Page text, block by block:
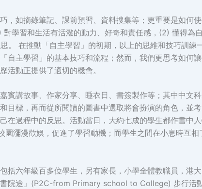
，如摘錄筆記、課前預習、資料搜集等；更重要是如何
學習和生活有活潑的動力、好奇和責任感，(2) 懂得為
在推動「自主學習」的初期，以上的思維和技巧訓練
主學習」的基本技巧和流程；然而，我們更思考如何
活動正提供了適切的機會。
講故事、作家分享、睡衣日、書簽製作等；其中中文
目標，再而從所閱讀的圖書中選取將會扮演的角色，並
過程中的反思。活動當日，大約七成的學生都作書中人
瀰漫歡娛，促進了學習動機；而學生之間在小息時互相
括六年級百多位學生，另有家長，小學全體教職員，港
院途」(P2C-from Primary school to College) 步行活